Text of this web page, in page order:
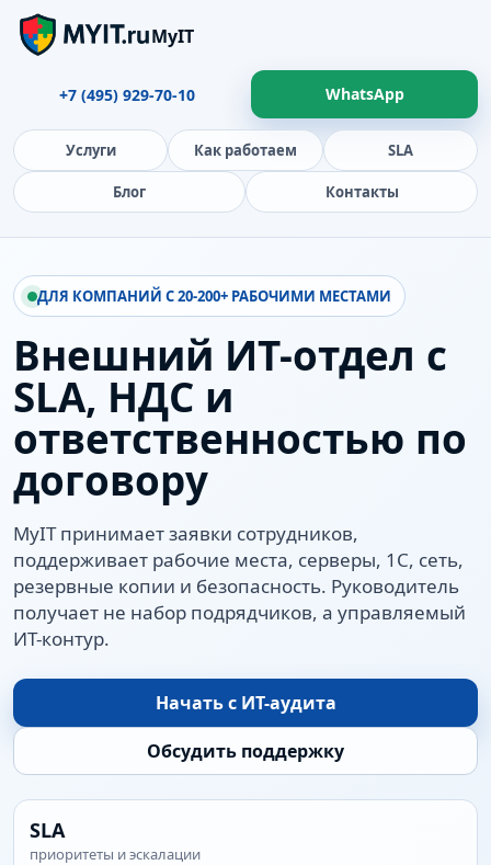
MyIT
Услуги Как работаем SLA
Блог Контакты
+7 (495) 929-70-10 WhatsApp
ДЛЯ КОМПАНИЙ С 20-200+ РАБОЧИМИ МЕСТАМИ
Внешний ИТ-отдел с
SLA, НДС и
ответственностью по
договору
MyIT принимает заявки сотрудников,
поддерживает рабочие места, серверы, 1С, сеть,
резервные копии и безопасность. Руководитель
получает не набор подрядчиков, а управляемый
ИТ-контур.
Начать с ИТ-аудита
Обсудить поддержку
SLA
приоритеты и эскалации